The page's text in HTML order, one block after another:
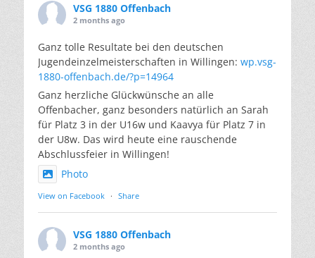
VSG 1880 Offenbach
2 months ago
Ganz tolle Resultate bei den deutschen
Jugendeinzelmeisterschaften in Willingen: wp.vsg-
1880-offenbach.de/?p=14964
Ganz herzliche Glückwünsche an alle
Offenbacher, ganz besonders natürlich an Sarah
für Platz 3 in der U16w und Kaavya für Platz 7 in
der U8w. Das wird heute eine rauschende
Abschlussfeier in Willingen!
Photo
View on Facebook · Share
VSG 1880 Offenbach
2 months ago